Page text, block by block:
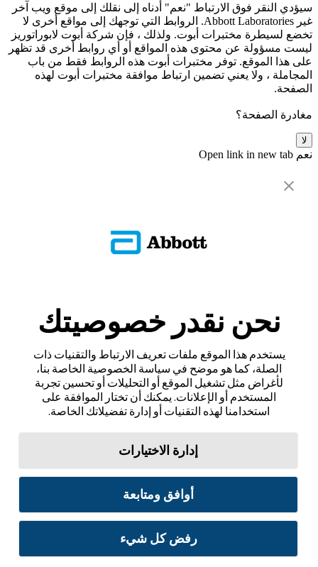
سيؤدي النقر فوق الارتباط "نعم" أدناه إلى نقلك إلى موقع ويب آخر
غير Abbott Laboratories. الروابط التي توجهك إلى مواقع أخرى لا
تخضع لسيطرة مختبرات أبوت. ولذلك ، فإن شركة أبوت لابوراتوريز
ليست مسؤولة عن محتوى هذه المواقع أو أي روابط أخرى قد تظهر
على هذا الموقع. توفر مختبرات أبوت هذه الروابط فقط من باب
المجاملة ، ولا يعني تضمين ارتباط موافقة مختبرات أبوت لهذه
الصفحة.
مغادرة الصفحة؟
لا
نعم Open link in new tab
نحن نقدر خصوصيتك
يستخدم هذا الموقع ملفات تعريف الارتباط والتقنيات ذات
الصلة، كما هو موضح في سياسة الخصوصية الخاصة بنا،
لأغراض مثل تشغيل الموقع أو التحليلات أو تحسين تجربة
المستخدم أو الإعلانات. يمكنك أن تختار الموافقة على
استخدامنا لهذه التقنيات أو إدارة تفضيلاتك الخاصة.
إدارة الاختيارات
أوافق ومتابعة
رفض كل شيء